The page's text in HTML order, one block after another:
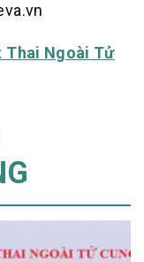
Thai Ngoài Tử